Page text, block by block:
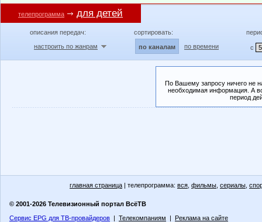
телепрограмма для детей
описания передач:
настроить по жанрам
сортировать:
по каналам по времени с
По Вашему запросу ничего не
необходимая информация. А
период
главная страница | телепрограмма: вся фильмы сериалы
© 2001-2026 Телевизионный портал ВсёТВ
Сервис EPG для ТВ-провайдеров | Телекомпаниям | Реклама на сайте